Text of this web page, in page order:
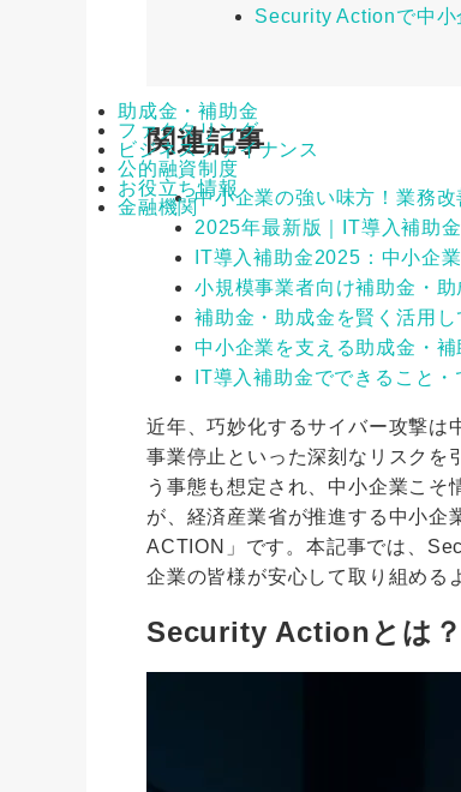
助成金・補助金
ファクタリング
ビジネスファイナンス
公的融資制度
お役立ち情報
金融機関
Security Actionで中小
関連記事
中小企業の強い味方！業務
2025年最新版｜IT導入補助
IT導入補助金2025：中小企
小規模事業者向け補助金・
補助金・助成金を賢く活用
中小企業を支える助成金・
IT導入補助金でできること
近年、巧妙化するサイバー攻撃は
事業停止といった深刻なリスクを
う事態も想定され、中小企業こ
が、経済産業省が推進する中小
ACTION」です。本記事では、
企業の皆様が安心して取り組める
Security Actionとは